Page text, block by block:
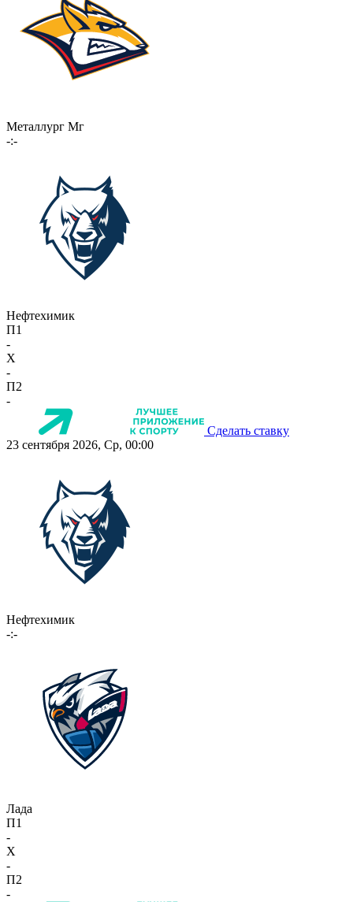
Металлург Мг
-:-
Нефтехимик
П1
-
X
-
П2
-
Сделать ставку
23 сентября 2026, Ср, 00:00
Нефтехимик
-:-
Лада
П1
-
X
-
П2
-